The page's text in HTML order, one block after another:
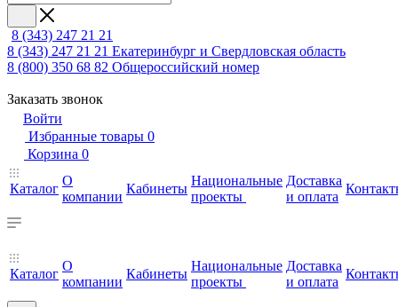
8 (343) 247 21 21
8 (343) 247 21 21 Екатеринбург и Свердловская область
8 (800) 350 68 82 Общероссийский номер
Заказать звонок
Войти
Избранные товары 0
Корзина 0
Каталог
О
компании
Кабинеты
Национальные
проекты
Доставка
и оплата
Каталог
О
компании
Кабинеты
Национальные
проекты
Доставка
и оплата